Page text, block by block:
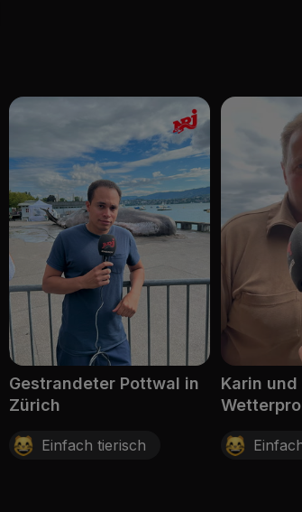
Gestrandeter Pottwal in
Zürich
Einfach tierisch
Karin und